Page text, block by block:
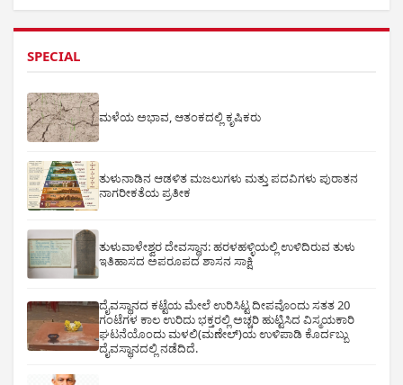
SPECIAL
ಮಳೆಯ ಅಭಾವ, ಆತಂಕದಲ್ಲಿ ಕೃಷಿಕರು
ತುಳುನಾಡಿನ ಆಡಳಿತ ಮಜಲುಗಳು ಮತ್ತು ಪದವಿಗಳು ಪುರಾತನ
ನಾಗರೀಕತೆಯ ಪ್ರತೀಕ
ತುಳುವಾಳೇಶ್ವರ ದೇವಸ್ಥಾನ: ಹರಳಹಳ್ಳಿಯಲ್ಲಿ ಉಳಿದಿರುವ ತುಳು
ಇತಿಹಾಸದ ಅಪರೂಪದ ಶಾಸನ ಸಾಕ್ಷಿ
ದೈವಸ್ಥಾನದ ಕಟ್ಟೆಯ ಮೇಲೆ ಉರಿಸಿಟ್ಟ ದೀಪವೊಂದು ಸತತ 20
ಗಂಟೆಗಳ ಕಾಲ ಉರಿದು ಭಕ್ತರಲ್ಲಿ ಅಚ್ಚರಿ ಹುಟ್ಟಿಸಿದ ವಿಸ್ಮಯಕಾರಿ
ಘಟನೆಯೊಂದು ಮಳಲಿ(ಮಣೇಲ್)ಯ ಉಳಿಪಾಡಿ ಕೊರ್ದಬ್ಬು
ದೈವಸ್ಥಾನದಲ್ಲಿ ನಡೆದಿದೆ.